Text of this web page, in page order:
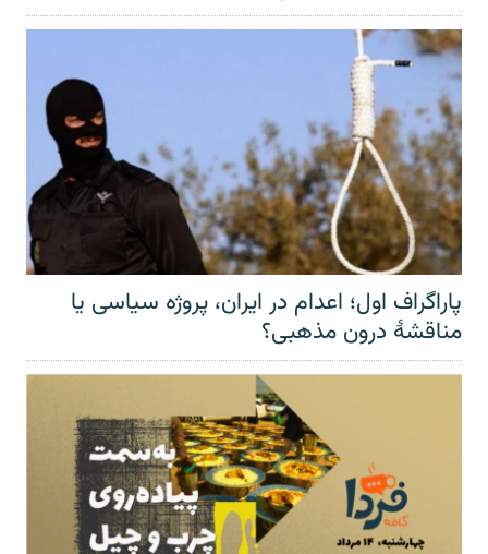
پاراگراف اول؛ اعدام در ایران، پروژه سیاسی یا
مناقشهٔ درون مذهبی؟